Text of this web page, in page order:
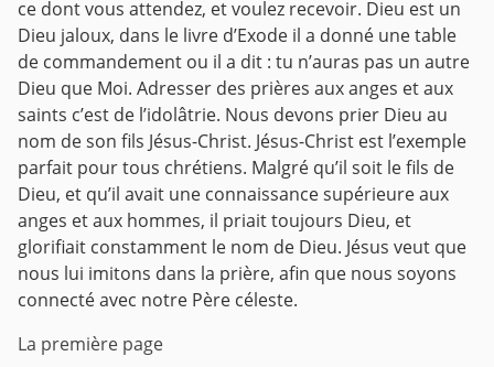
ce dont vous attendez, et voulez recevoir. Dieu est un
Dieu jaloux, dans le livre d’Exode il a donné une table
de commandement ou il a dit : tu n’auras pas un autre
Dieu que Moi. Adresser des prières aux anges et aux
saints c’est de l’idolâtrie. Nous devons prier Dieu au
nom de son fils Jésus-Christ. Jésus-Christ est l’exemple
parfait pour tous chrétiens. Malgré qu’il soit le fils de
Dieu, et qu’il avait une connaissance supérieure aux
anges et aux hommes, il priait toujours Dieu, et
glorifiait constamment le nom de Dieu. Jésus veut que
nous lui imitons dans la prière, afin que nous soyons
connecté avec notre Père céleste.
La première page